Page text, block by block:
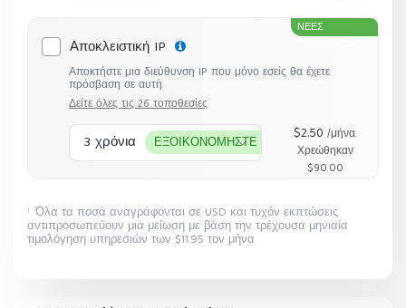
ΝΕΕΣ
Αποκλειστική IP
Αποκτήστε μια διεύθυνση IP που μόνο εσείς θα έχετε
πρόσβαση σε αυτή.
Δείτε όλες τις 26 τοποθεσίες
3 χρόνια ΕΞΟΙΚΟΝΟΜΗΣΤΕ 50% $2.50 /μήνα.
Χρεώθηκαν
$90.00
1 Όλα τα ποσά αναγράφονται σε USD και τυχόν εκπτώσεις
αντιπροσωπεύουν μια μείωση με βάση την τρέχουσα μηνιαία
τιμολόγηση υπηρεσιών των $11.95 τον μήνα